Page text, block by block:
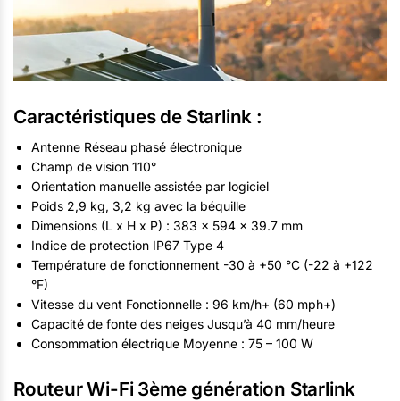
Caractéristiques de Starlink :
Antenne Réseau phasé électronique
Champ de vision 110°
Orientation manuelle assistée par logiciel
Poids 2,9 kg, 3,2 kg avec la béquille
Dimensions (L x H x P) : 383 x 594 x 39.7 mm
Indice de protection IP67 Type 4
Température de fonctionnement -30 à +50 °C (-22 à +122
°F)
Vitesse du vent Fonctionnelle : 96 km/h+ (60 mph+)
Capacité de fonte des neiges Jusqu’à 40 mm/heure
Consommation électrique Moyenne : 75 – 100 W
Routeur Wi-Fi 3ème génération Starlink